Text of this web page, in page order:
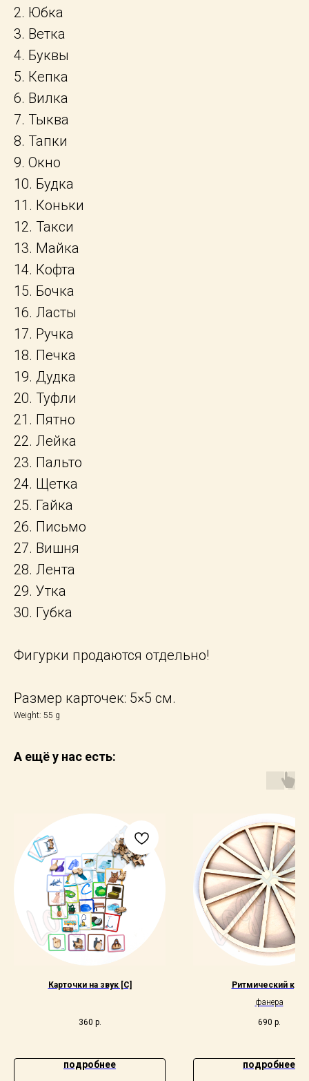
2. Юбка
3. Ветка
4. Буквы
5. Кепка
6. Вилка
7. Тыква
8. Тапки
9. Окно
10. Будка
11. Коньки
12. Такси
13. Майка
14. Кофта
15. Бочка
16. Ласты
17. Ручка
18. Печка
19. Дудка
20. Туфли
21. Пятно
22. Лейка
23. Пальто
24. Щетка
25. Гайка
26. Письмо
27. Вишня
28. Лента
29. Утка
30. Губка
Фигурки продаются отдельно!
Размер карточек: 5×5 см.
Weight: 55 g
А ещё у нас есть:
Карточки на звук [С]
360 р.
подробнее
Ритмический круг
фанера
690 р.
подробнее